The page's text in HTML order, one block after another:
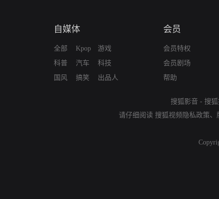
自媒体
全部
科普
国风
Kpop
汽车
搞笑
游戏
科技
出品人
会员
会员特权
会员剧场
帮助
搜狐影音 - 搜
请仔细阅读 搜狐视频隐私政策、